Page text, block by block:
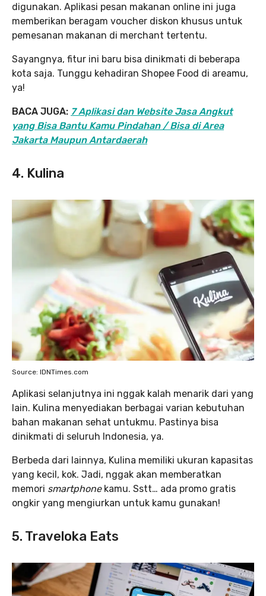
digunakan. Aplikasi pesan makanan online ini juga
memberikan beragam voucher diskon khusus untuk
pemesanan makanan di merchant tertentu.
Sayangnya, fitur ini baru bisa dinikmati di beberapa
kota saja. Tunggu kehadiran Shopee Food di areamu,
ya!
BACA JUGA: 7 Aplikasi dan Website Jasa Angkut
yang Bisa Bantu Kamu Pindahan / Bisa di Area
Jakarta Maupun Antardaerah
4. Kulina
Source: IDNTimes.com
Aplikasi selanjutnya ini nggak kalah menarik dari yang
lain. Kulina menyediakan berbagai varian kebutuhan
bahan makanan sehat untukmu. Pastinya bisa
dinikmati di seluruh Indonesia, ya.
Berbeda dari lainnya, Kulina memiliki ukuran kapasitas
yang kecil, kok. Jadi, nggak akan memberatkan
memori smartphone kamu. Sstt… ada promo gratis
ongkir yang mengiurkan untuk kamu gunakan!
5. Traveloka Eats